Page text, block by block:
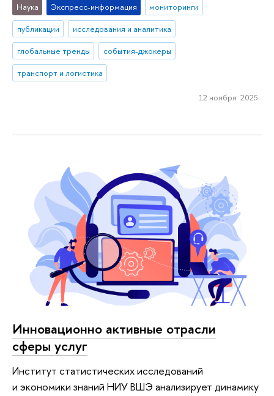
Наука Экспресс-информация
мониторинги
публикации
исследования и аналитика
глобальные тренды
события-джокеры
транспорт и логистика
12 ноября 2025
Инновационно активные отрасли
сферы услуг
Институт статистических исследований
и экономики знаний НИУ ВШЭ анализирует динамику